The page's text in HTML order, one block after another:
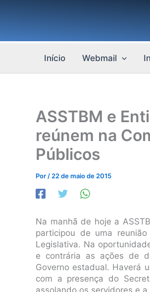
conteúdo
Início Webmail
ASSTBM e
reúnem na
Públicos
Por / 22 de maio de 2015
Na manhã de hoje a
participou de uma
Legislativa. Na
e contrária as ações de
Governo estadual. Haverá
com a presença do
assolando os servidores e